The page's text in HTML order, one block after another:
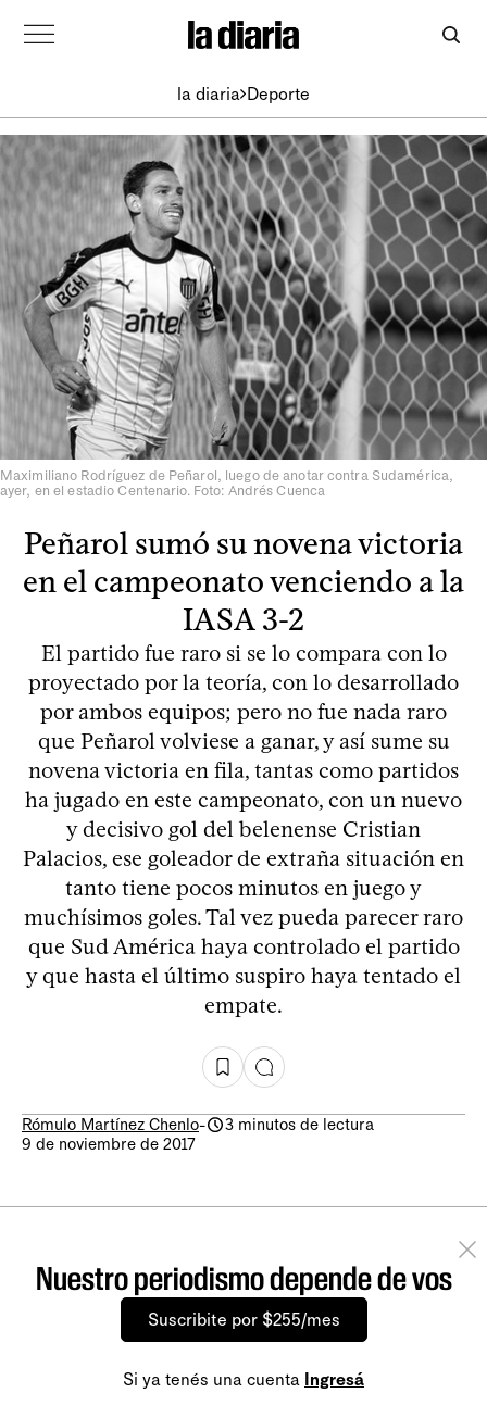
la diaria Deporte
Maximiliano Rodríguez de Peñarol, luego de anotar contra Sudamérica,
ayer, en el estadio Centenario. Foto: Andrés Cuenca
Peñarol sumó su novena victoria
en el campeonato venciendo a la
IASA 3-2
El partido fue raro si se lo compara con lo
proyectado por la teoría, con lo desarrollado
por ambos equipos; pero no fue nada raro
que Peñarol volviese a ganar, y así sume su
novena victoria en fila, tantas como partidos
ha jugado en este campeonato, con un nuevo
y decisivo gol del belenense Cristian
Palacios, ese goleador de extraña situación en
tanto tiene pocos minutos en juego y
muchísimos goles. Tal vez pueda parecer raro
que Sud América haya controlado el partido
y que hasta el último suspiro haya tentado el
empate.
Rómulo Martínez Chenlo-
3 minutos de lectura
9 de noviembre de 2017
Nuestro periodismo depende de vos
Suscribite por $255/mes
Si ya tenés una cuenta Ingresá